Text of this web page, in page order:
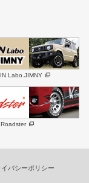
ーツ
NEO
Labo.JIMNY
Roadster
イバシーポリシー